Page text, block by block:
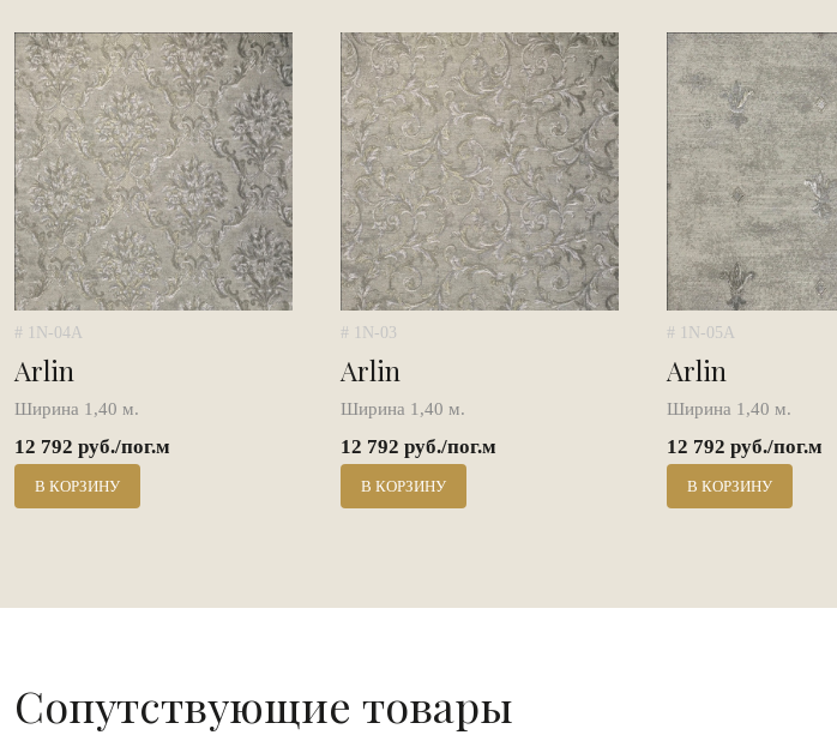
# 1N-04A
Arlin
Ширина 1,40 м.
12 792 руб./пог.м
В КОРЗИНУ
# 1N-03
Arlin
Ширина 1,40 м.
12 792 руб./пог.м
В КОРЗИНУ
# 1N-05A
Arlin
Ширина 1,40 м.
12 792 руб./пог.м
В КОРЗИНУ
Сопутствующие товары